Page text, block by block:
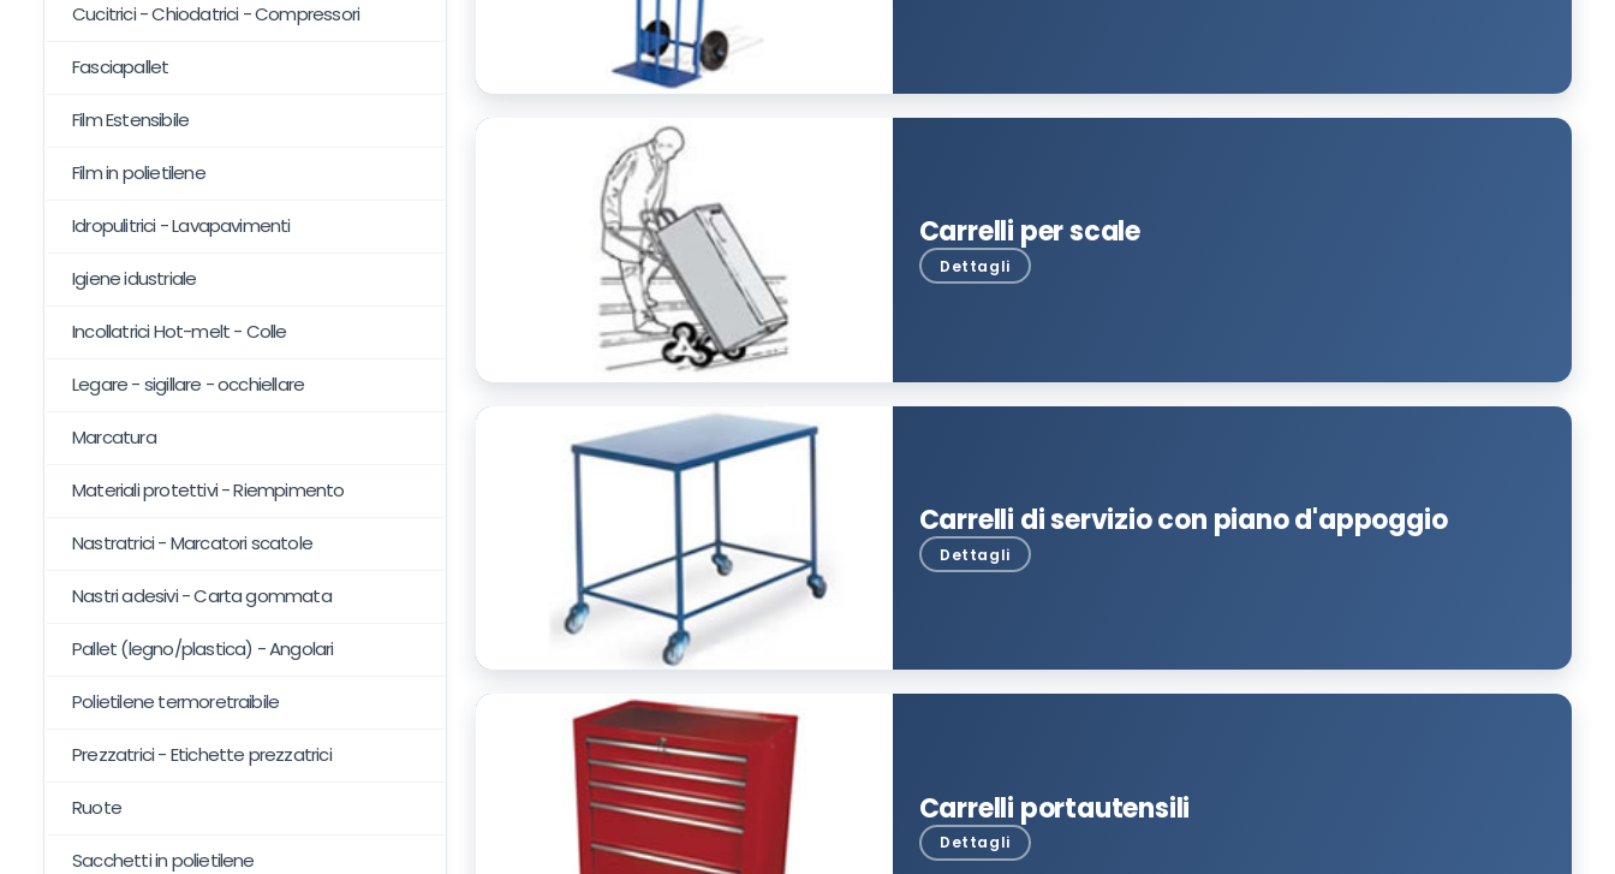
Cucitrici - Chiodatrici - Compressori
Fasciapallet
Film Estensibile
Film in polietilene
Idropulitrici - Lavapavimenti
Igiene idustriale
Incollatrici Hot-melt - Colle
Legare - sigillare - occhiellare
Marcatura
Materiali protettivi - Riempimento
Nastratrici - Marcatori scatole
Nastri adesivi - Carta gommata
Pallet (legno/plastica) - Angolari
Polietilene termoretraibile
Prezzatrici - Etichette prezzatrici
Ruote
Sacchetti in polietilene
Carrelli per scale
Carrelli di servizio con piano d'appoggio
Carrelli portautensili